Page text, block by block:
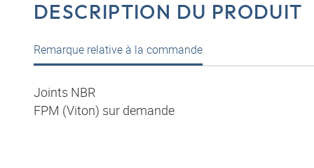
DESCRIPTION DU PRODUIT
Remarque relative à la commande
Joints NBR
FPM (Viton) sur demande